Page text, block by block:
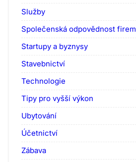
Služby
Společenská odpovědnost firem
Startupy a byznysy
Stavebnictví
Technologie
Tipy pro vyšší výkon
Ubytování
Účetnictví
Zábava